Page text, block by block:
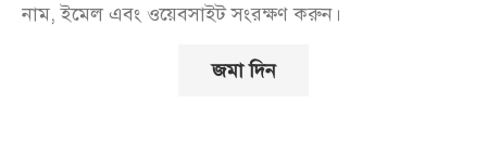
নাম, ইমেল এবং ওয়েবসাইট সংরক্ষণ করুন।